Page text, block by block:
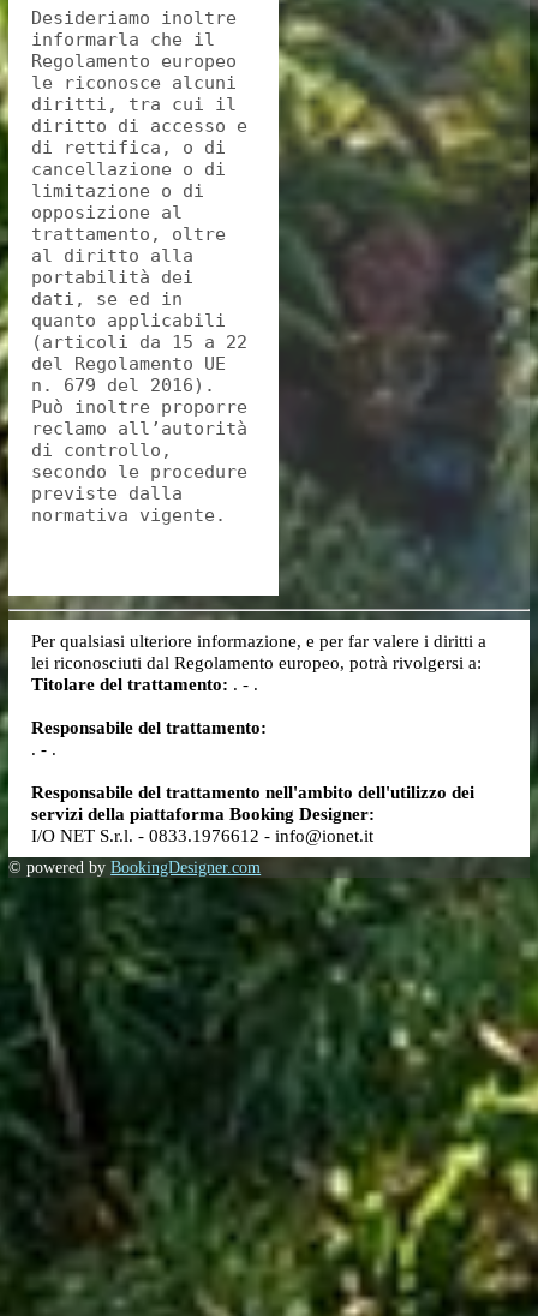
Per qualsiasi ulteriore informazione, e per far valere i diritti
lei riconosciuti dal Regolamento europeo, potrà rivolgersi a:
Titolare del trattamento:
. - .